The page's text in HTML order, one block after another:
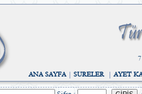
ANA SAYFA| SURELER| AYET